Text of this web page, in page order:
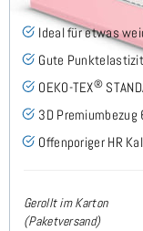
Ideal für etwas
Gute
OEKO-TEX®
3D
Offenporiger HR
Gerollt im Karton
(Paketversand)